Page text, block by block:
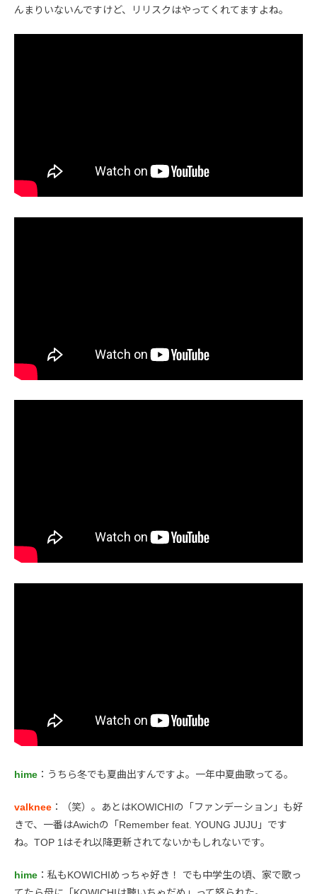
んまりいないんですけど、リリスクはやってくれてますよね。
hime ：うちら冬でも夏曲出すんですよ。一年中夏曲歌ってる。
valknee ：（笑）。あとはKOWICHIの「ファンデーション」も好
きで、一番はAwichの「Remember feat. YOUNG JUJU」です
ね。TOP 1はそれ以降更新されてないかもしれないです。
hime ：私もKOWICHIめっちゃ好き！ でも中学生の頃、家で歌っ